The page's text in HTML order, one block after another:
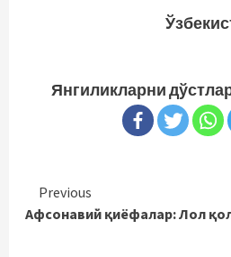
Янгиликларни
Continue
Reading
Previous
Афсонавий қиёфалар: Лол